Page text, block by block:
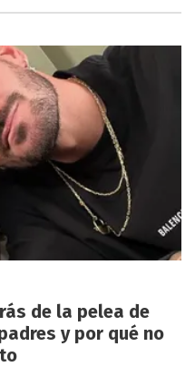
de la pelea de
y por qué no